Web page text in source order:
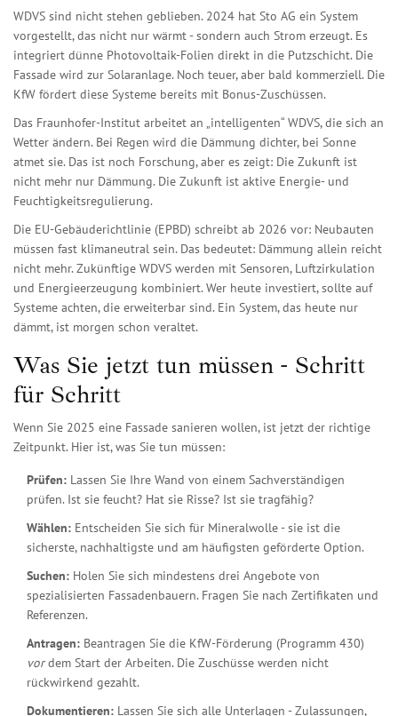
WDVS sind nicht stehen geblieben. 2024 hat Sto AG ein System
vorgestellt, das nicht nur wärmt - sondern auch Strom erzeugt. Es
integriert dünne Photovoltaik-Folien direkt in die Putzschicht. Die
Fassade wird zur Solaranlage. Noch teuer, aber bald kommerziell. Die
KfW fördert diese Systeme bereits mit Bonus-Zuschüssen.
Das Fraunhofer-Institut arbeitet an „intelligenten“ WDVS, die sich an
Wetter ändern. Bei Regen wird die Dämmung dichter, bei Sonne
atmet sie. Das ist noch Forschung, aber es zeigt: Die Zukunft ist
nicht mehr nur Dämmung. Die Zukunft ist aktive Energie- und
Feuchtigkeitsregulierung.
Die EU-Gebäuderichtlinie (EPBD) schreibt ab 2026 vor: Neubauten
müssen fast klimaneutral sein. Das bedeutet: Dämmung allein reicht
nicht mehr. Zukünftige WDVS werden mit Sensoren, Luftzirkulation
und Energieerzeugung kombiniert. Wer heute investiert, sollte auf
Systeme achten, die erweiterbar sind. Ein System, das heute nur
dämmt, ist morgen schon veraltet.
Was Sie jetzt tun müssen - Schritt
für Schritt
Wenn Sie 2025 eine Fassade sanieren wollen, ist jetzt der richtige
Zeitpunkt. Hier ist, was Sie tun müssen:
Prüfen: Lassen Sie Ihre Wand von einem Sachverständigen
prüfen. Ist sie feucht? Hat sie Risse? Ist sie tragfähig?
Wählen: Entscheiden Sie sich für Mineralwolle - sie ist die
sicherste, nachhaltigste und am häufigsten geförderte Option.
Suchen: Holen Sie sich mindestens drei Angebote von
spezialisierten Fassadenbauern. Fragen Sie nach Zertifikaten und
Referenzen.
Antragen: Beantragen Sie die KfW-Förderung (Programm 430)
vordem Start der Arbeiten. Die Zuschüsse werden nicht
rückwirkend gezahlt.
Dokumentieren: Lassen Sie sich alle Unterlagen - Zulassungen,